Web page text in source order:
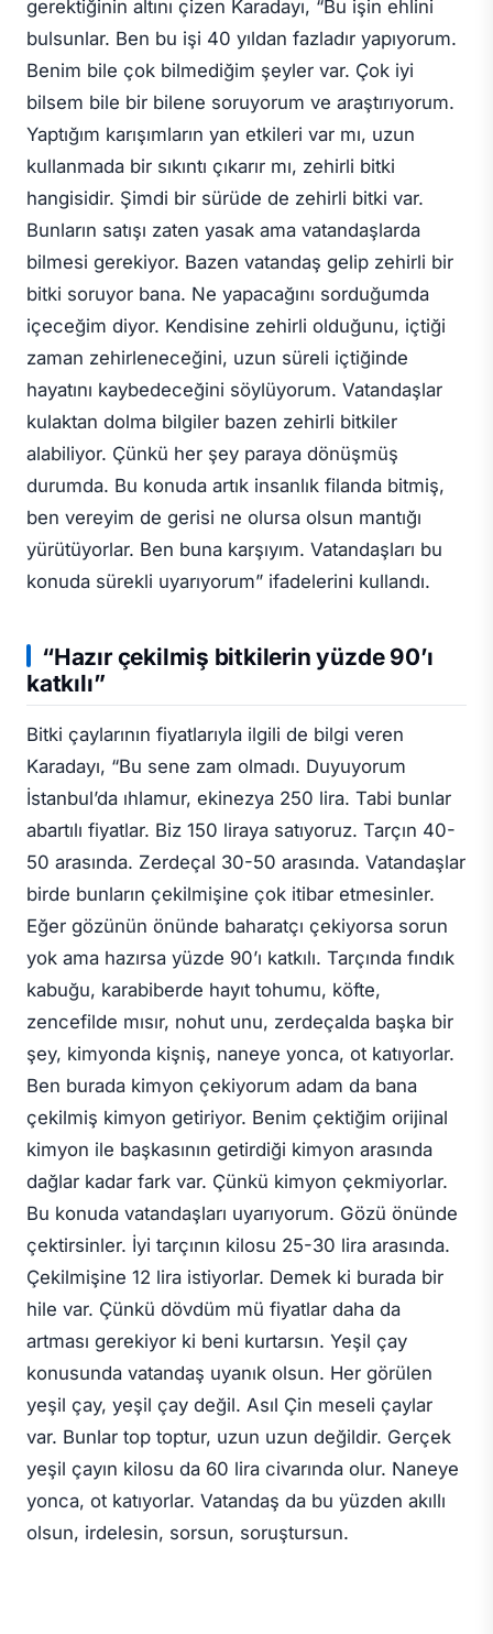
gerektiğinin altını çizen Karadayı, “Bu işin ehlini
bulsunlar. Ben bu işi 40 yıldan fazladır yapıyorum.
Benim bile çok bilmediğim şeyler var. Çok iyi
bilsem bile bir bilene soruyorum ve araştırıyorum.
Yaptığım karışımların yan etkileri var mı, uzun
kullanmada bir sıkıntı çıkarır mı, zehirli bitki
hangisidir. Şimdi bir sürüde de zehirli bitki var.
Bunların satışı zaten yasak ama vatandaşlarda
bilmesi gerekiyor. Bazen vatandaş gelip zehirli bir
bitki soruyor bana. Ne yapacağını sorduğumda
içeceğim diyor. Kendisine zehirli olduğunu, içtiği
zaman zehirleneceğini, uzun süreli içtiğinde
hayatını kaybedeceğini söylüyorum. Vatandaşlar
kulaktan dolma bilgiler bazen zehirli bitkiler
alabiliyor. Çünkü her şey paraya dönüşmüş
durumda. Bu konuda artık insanlık filanda bitmiş,
ben vereyim de gerisi ne olursa olsun mantığı
yürütüyorlar. Ben buna karşıyım. Vatandaşları bu
konuda sürekli uyarıyorum” ifadelerini kullandı.
“Hazır çekilmiş bitkilerin yüzde 90’ı
katkılı”
Bitki çaylarının fiyatlarıyla ilgili de bilgi veren
Karadayı, “Bu sene zam olmadı. Duyuyorum
İstanbul’da ıhlamur, ekinezya 250 lira. Tabi bunlar
abartılı fiyatlar. Biz 150 liraya satıyoruz. Tarçın 40-
50 arasında. Zerdeçal 30-50 arasında. Vatandaşlar
birde bunların çekilmişine çok itibar etmesinler.
Eğer gözünün önünde baharatçı çekiyorsa sorun
yok ama hazırsa yüzde 90’ı katkılı. Tarçında fındık
kabuğu, karabiberde hayıt tohumu, köfte,
zencefilde mısır, nohut unu, zerdeçalda başka bir
şey, kimyonda kişniş, naneye yonca, ot katıyorlar.
Ben burada kimyon çekiyorum adam da bana
çekilmiş kimyon getiriyor. Benim çektiğim orijinal
kimyon ile başkasının getirdiği kimyon arasında
dağlar kadar fark var. Çünkü kimyon çekmiyorlar.
Bu konuda vatandaşları uyarıyorum. Gözü önünde
çektirsinler. İyi tarçının kilosu 25-30 lira arasında.
Çekilmişine 12 lira istiyorlar. Demek ki burada bir
hile var. Çünkü dövdüm mü fiyatlar daha da
artması gerekiyor ki beni kurtarsın. Yeşil çay
konusunda vatandaş uyanık olsun. Her görülen
yeşil çay, yeşil çay değil. Asıl Çin meseli çaylar
var. Bunlar top toptur, uzun uzun değildir. Gerçek
yeşil çayın kilosu da 60 lira civarında olur. Naneye
yonca, ot katıyorlar. Vatandaş da bu yüzden akıllı
olsun, irdelesin, sorsun, soruştursun.